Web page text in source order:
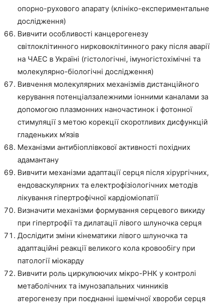
опорно-рухового апарату (клініко-експериментальне
дослідження)
Вивчити особливості канцерогенезу
світлоклітинного нирковоклітинного раку після аварії
на ЧАЕС в Україні (гістологічні, імуногістохімічні та
молекулярно-біологічні дослідження)
Вивчення молекулярних механізмів дистанційного
керування потенціалзалежними іонними каналами за
допомогою плазмонних наночастинок і фотонної
стимуляції з метою корекції скоротливих дисфункцій
гладеньких м’язів
Механізми антибіоплівкової активності похідних
адамантану
Вивчити механізми адаптації серця після хірургічних,
ендоваскулярних та електрофізіологічних методів
лікування гіпертрофічної кардіоміопатії
Визначити механізми формування серцевого викиду
при гіпертрофії та дилатації лівого шлуночка серця
Дослідити зміни кінематики лівого шлуночка та
адаптаційні реакції великого кола кровообігу при
патології міокарду
Вивчити роль циркулюючих мікро-РНК у контролі
метаболічних та імунозапальних чинників
атерогенезу при поєднанні ішемічної хвороби серця